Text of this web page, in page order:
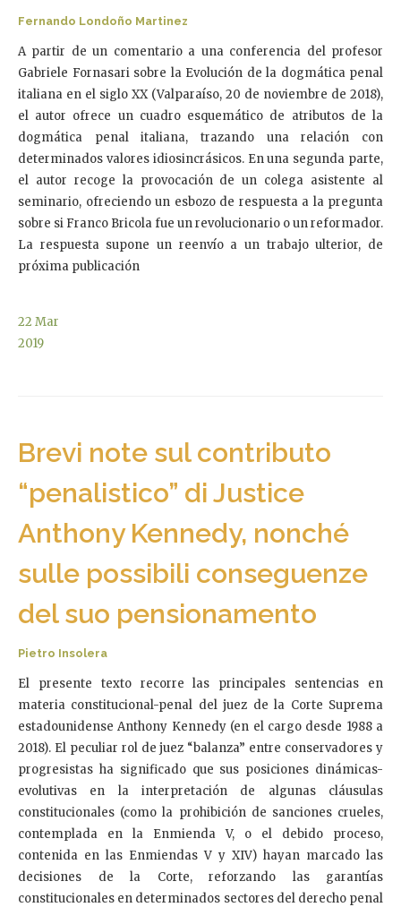
Fernando Londoño Martinez
A partir de un comentario a una conferencia del profesor
Gabriele Fornasari sobre la Evolución de la dogmática penal
italiana en el siglo XX (Valparaíso, 20 de noviembre de 2018),
el autor ofrece un cuadro esquemático de atributos de la
dogmática penal italiana, trazando una relación con
determinados valores idiosincrásicos. En una segunda parte,
el autor recoge la provocación de un colega asistente al
seminario, ofreciendo un esbozo de respuesta a la pregunta
sobre si Franco Bricola fue un revolucionario o un reformador.
La respuesta supone un reenvío a un trabajo ulterior, de
próxima publicación
22 Mar
2019
Brevi note sul contributo
“penalistico” di Justice
Anthony Kennedy, nonché
sulle possibili conseguenze
del suo pensionamento
Pietro Insolera
El presente texto recorre las principales sentencias en
materia constitucional-penal del juez de la Corte Suprema
estadounidense Anthony Kennedy (en el cargo desde 1988 a
2018). El peculiar rol de juez “balanza” entre conservadores y
progresistas ha significado que sus posiciones dinámicas-
evolutivas en la interpretación de algunas cláusulas
constitucionales (como la prohibición de sanciones crueles,
contemplada en la Enmienda V, o el debido proceso,
contenida en las Enmiendas V y XIV) hayan marcado las
decisiones de la Corte, reforzando las garantías
constitucionales en determinados sectores del derecho penal